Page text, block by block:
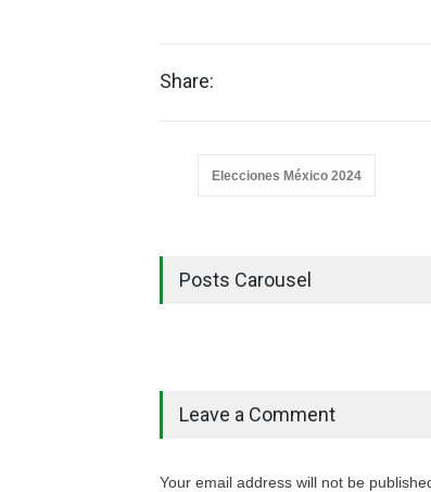
Share:
Elecciones México 2024
Posts Carousel
Leave a Comment
Your email address will not be